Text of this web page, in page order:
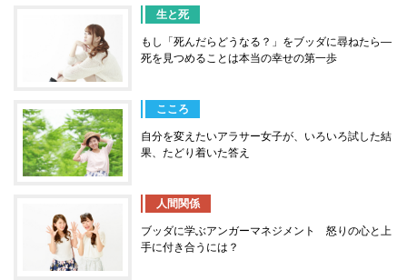
生と死
もし「死んだらどうなる？」をブッダに尋ねたら―
死を見つめることは本当の幸せの第一歩
こころ
自分を変えたいアラサー女子が、いろいろ試した結
果、たどり着いた答え
人間関係
ブッダに学ぶアンガーマネジメント 怒りの心と上
手に付き合うには？